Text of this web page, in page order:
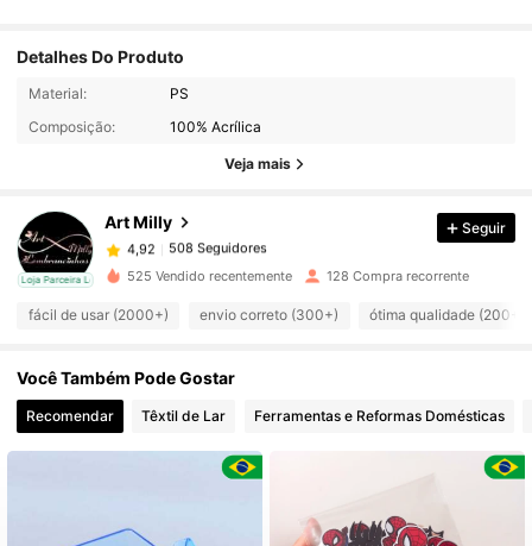
Detalhes Do Produto
Material:
PS
Composição:
100% Acrílica
Veja mais
Loja Parceira Local
Art Milly
508 Seguidores
508 Seguidores
4,92 508 Seguidores
4,92 508 Seguidores
508 Seguidores
Seguir
525 Vendido recentemente 128 Compra recorrente
fácil de usar (2000+) envio correto (300+) ótima qualidade (200+)
Você Também Pode Gostar
Recomendar Têxtil de Lar Ferramentas e Reformas Domésticas